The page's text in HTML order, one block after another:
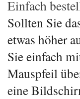
Einfach
Sollten Sie
etwas höher
Sie einfach
Mauspfeil
eine